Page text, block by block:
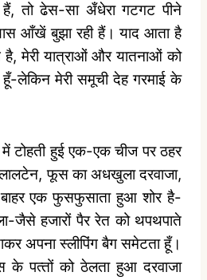
तो ढेस-सा अँधेरा गटगट पीने
आँखें बुझा रही हैं। याद आता है
है, मेरी यात्राओं और यातनाओं को
लेकिन मेरी समूची देह गरमाई के
हुई एक-एक चीज पर ठहर
लालटेन, फूस का अधखुला दरवाजा,
एक फुसफुसाता हुआ शोर है-
जैसे हजारों पैर रेत को थपथपाते
अपना स्‍लीपिंग बैग समेटता हूँ।
के पत्‍तों को ठेलता हुआ दरवाजा